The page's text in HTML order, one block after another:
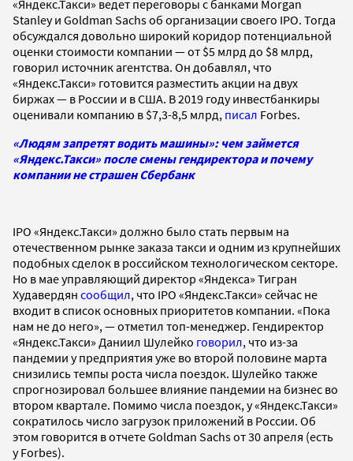
«Яндекс.Такси» ведет переговоры с банками Morgan
Stanley и Goldman Sachs об организации своего IPO. Тогда
обсуждался довольно широкий коридор потенциальной
оценки стоимости компании — от $5 млрд до $8 млрд,
говорил источник агентства. Он добавлял, что
«Яндекс.Такси» готовится разместить акции на двух
биржах — в России и в США. В 2019 году инвестбанкиры
оценивали компанию в $7,3-8,5 млрд, писал Forbes.
«Людям запретят водить машины»: чем займется
«Яндекс.Такси» после смены гендиректора и почему
компании не страшен Сбербанк
IPO «Яндекс.Такси» должно было стать первым на
отечественном рынке заказа такси и одним из крупнейших
подобных сделок в российском технологическом секторе.
Но в мае управляющий директор «Яндекса» Тигран
Худавердян сообщил, что IPO «Яндекс.Такси» сейчас не
входит в список основных приоритетов компании. «Пока
нам не до него», — отметил топ-менеджер. Гендиректор
«Яндекс.Такси» Даниил Шулейко говорил, что из-за
пандемии у предприятия уже во второй половине марта
снизились темпы роста числа поездок. Шулейко также
спрогнозировал большее влияние пандемии на бизнес во
втором квартале. Помимо числа поездок, у «Яндекс.Такси»
сократилось число загрузок приложений в России. Об
этом говорится в отчете Goldman Sachs от 30 апреля (есть
у Forbes).